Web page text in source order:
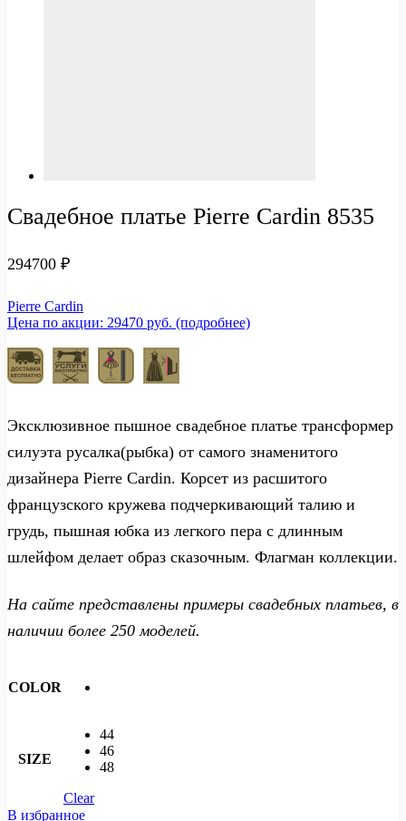
Свадебное платье Pierre Cardin 8535
294700 ₽
Pierre Cardin
Цена по акции: 29470 руб. (подробнее)
Эксклюзивное пышное свадебное платье трансформер
силуэта русалка(рыбка) от самого знаменитого
дизайнера Pierre Cardin. Корсет из расшитого
французского кружева подчеркивающий талию и
грудь, пышная юбка из легкого пера с длинным
шлейфом делает образ сказочным. Флагман коллекции.
На сайте представлены примеры свадебных платьев, в
наличии более 250 моделей.
COLOR
SIZE
44
46
48
Clear
В избранное